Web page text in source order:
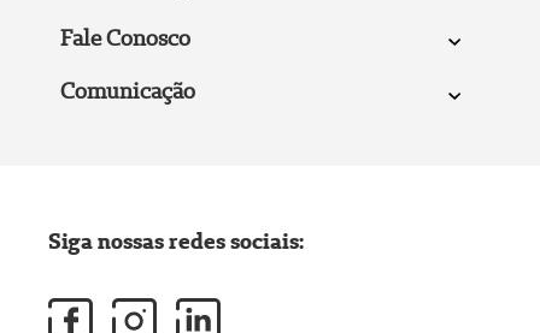
Fale Conosco
Comunicação
Siga nossas redes sociais: